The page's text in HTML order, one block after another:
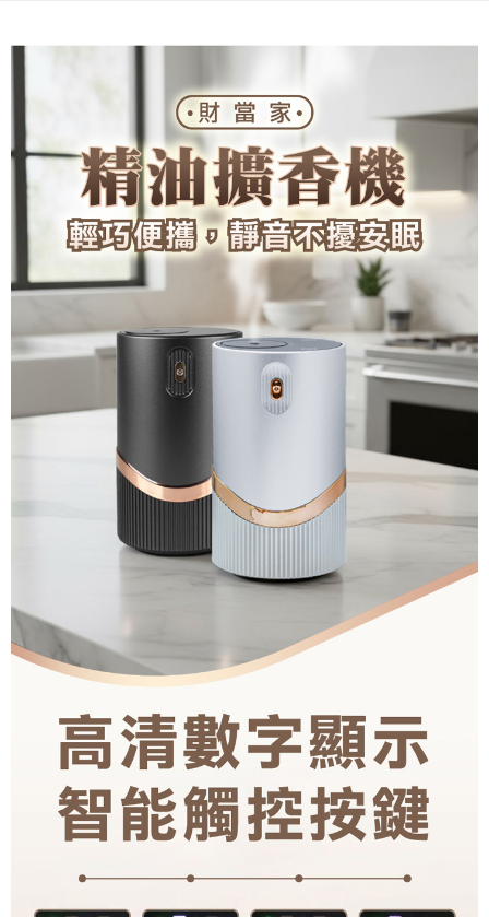
「AFTEE先享後付」，若未經同意申辦者引起之損失，本公司不負相關責
４．使用「AFTEE先享後付」時，將依據個別帳號之用戶狀況，依本公司即
時審查核予不同之上限額度；若仍有額度不足之情形，本公司將視審查結果
請求用戶進行身份認證。
５．嚴禁一人註冊多個帳號或使用他人資訊註冊。若發現惡意使用之情形，
恩沛科技股份有限公司將有權停止該用戶之使用額度並採取法律行動。
每筆NT$80，滿NT$1,288(含以上)免運費
付款後7-11取貨
每筆NT$80，滿NT$1,288(含以上)免運費
每筆NT$80，滿NT$1,200(含以上)免運費
貨到付款
每筆NT$150，滿NT$1,500(含以上)免運費